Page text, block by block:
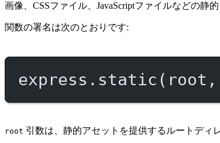
画像、CSSファイル、JavaScriptファイルなどの静
関数の署名は次のとおりです:
express. static
root 引数は、静的アセットを提供するルートディ